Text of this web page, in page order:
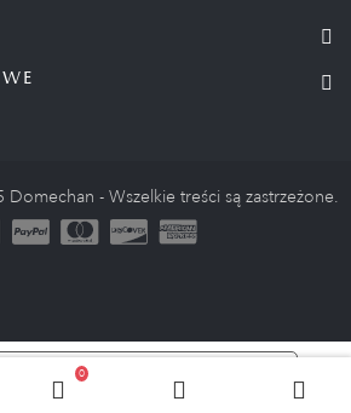
0
- Wszelkie treści są zastrzeżone.
relative alla privacy